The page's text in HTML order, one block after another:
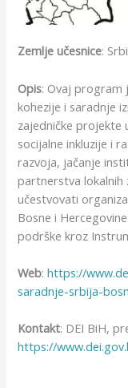
Zemlje učesnice:
Opis: Ovaj program
kohezije i saradnje
zajedničke projekte
socijalne inkluzije i
razvoja, jačanje
partnerstva lokalnih
učestvovati
Bosne i
podrške kroz
Web:https://
saradnje-srbija-
Kontakt: DEI BiH,
https://